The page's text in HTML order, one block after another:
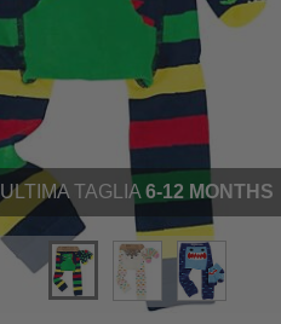
ULTIMA TAGLIA 6-12 MONTHS